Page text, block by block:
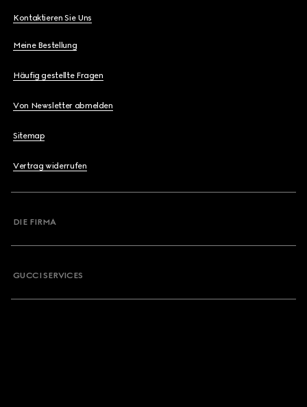
Kontaktieren Sie Uns
Meine Bestellung
Häufig gestellte Fragen
Von Newsletter abmelden
Sitemap
Vertrag widerrufen
DIE FIRMA
GUCCI SERVICES